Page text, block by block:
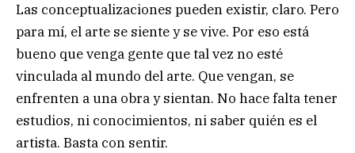
Las conceptualizaciones pueden existir, claro. Pero
para mí, el arte se siente y se vive. Por eso está
bueno que venga gente que tal vez no esté
vinculada al mundo del arte. Que vengan, se
enfrenten a una obra y sientan. No hace falta tener
estudios, ni conocimientos, ni saber quién es el
artista. Basta con sentir.